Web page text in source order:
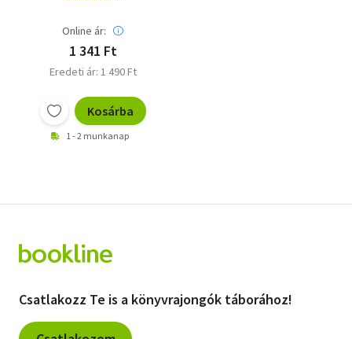
Online ár:
1 341 Ft
Eredeti ár: 1 490 Ft
Kosárba
1 - 2 munkanap
Csatlakozz Te is a könyvrajongók táborához!